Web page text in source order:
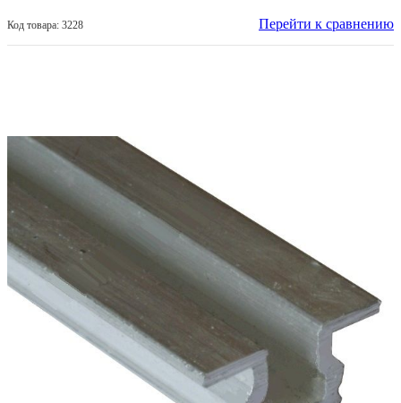
Код товара: 3228 Перейти к сравнению